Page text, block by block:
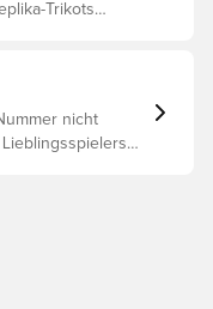
Trikots
nicht